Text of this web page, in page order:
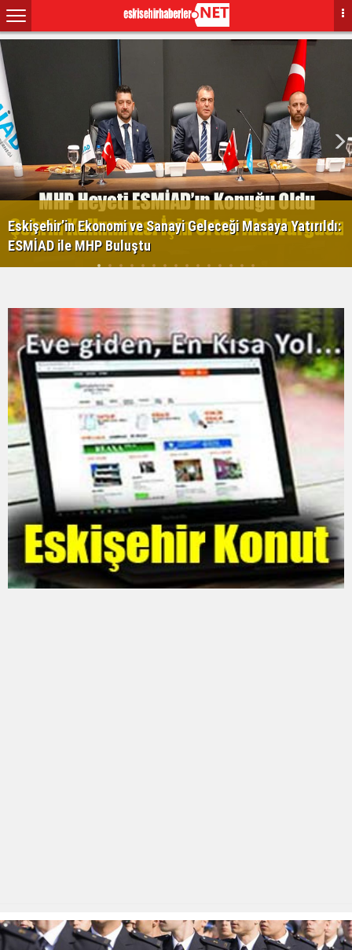
Eskişehir’in Ekonomi ve Sanayi Geleceği Masaya Yatırıldı:
ESMİAD ile MHP Buluştu